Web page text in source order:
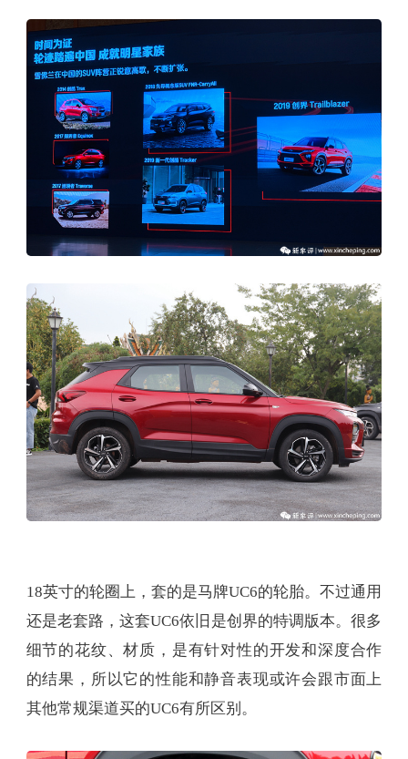
18英寸的轮圈上，套的是马牌UC6的轮胎。不过通用
还是老套路，这套UC6依旧是创界的特调版本。很多
细节的花纹、材质，是有针对性的开发和深度合作
的结果，所以它的性能和静音表现或许会跟市面上
其他常规渠道买的UC6有所区别。